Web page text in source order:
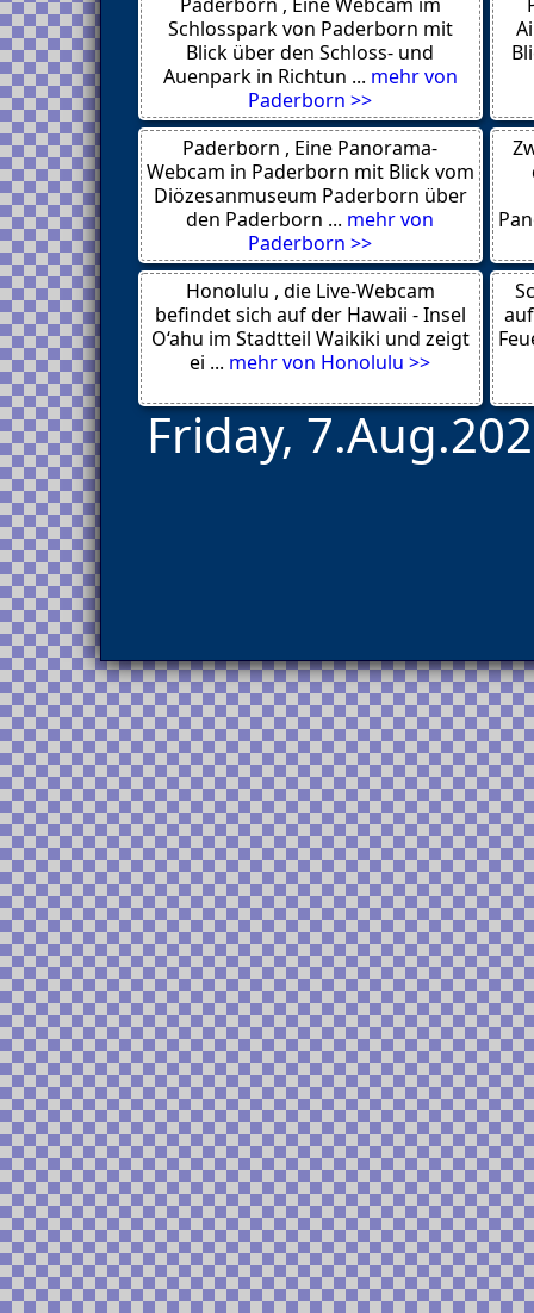
Schlosspark von Paderborn mit
Blick über den Schloss- und
Auenpark in Richtun ... mehr von
Paderborn >>
Paderborn , Eine Panorama-
Webcam in Paderborn mit Blick vom
Diözesanmuseum Paderborn über
den Paderborn ... mehr von
Paderborn >>
Honolulu , die Live-Webcam
befindet sich auf der Hawaii - Insel
O‘ahu im Stadtteil Waikiki und zeigt
ei ... mehr von Honolulu >>
Friday,